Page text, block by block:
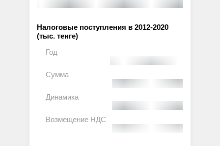
Налоговые поступления в 2012-2020
(тыс. тенге)